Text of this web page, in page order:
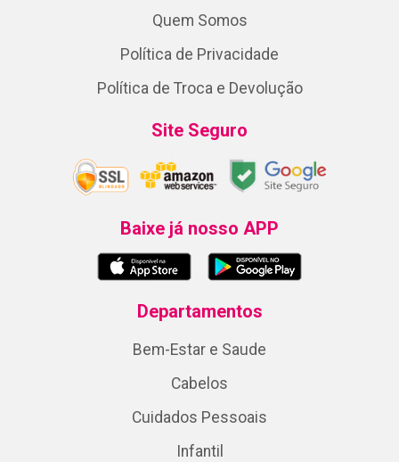
Quem Somos
Política de Privacidade
Política de Troca e Devolução
Site Seguro
Baixe já nosso APP
Departamentos
Bem-Estar e Saude
Cabelos
Cuidados Pessoais
Infantil